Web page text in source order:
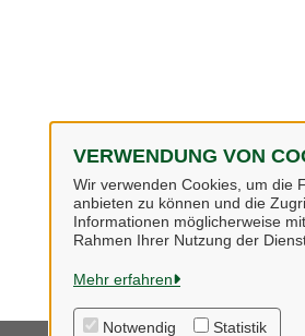
VERWENDUNG VON
Wir verwenden Cookies, um die
anbieten zu können und die
Informationen möglicherweise
Rahmen Ihrer Nutzung der
Mehr erfahren
Notwendig Statistik